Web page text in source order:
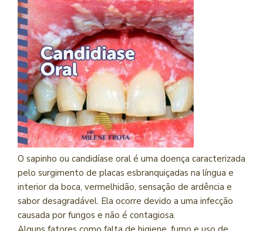
O sapinho ou candidíase oral é uma doença caracterizada
pelo surgimento de placas esbranquiçadas na língua e
interior da boca, vermelhidão, sensação de ardência e
sabor desagradável. Ela ocorre devido a uma infecção
causada por fungos e não é contagiosa.